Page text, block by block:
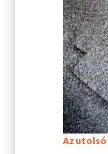
Az utolsó